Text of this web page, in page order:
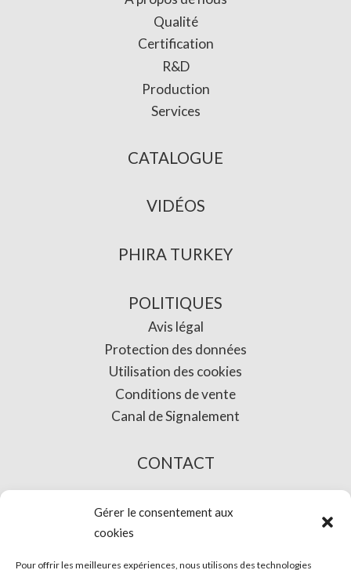
Gérer le consentement aux
cookies
Pour offrir les meilleures expériences, nous utilisons des technologies
Qualité
Certification
R&D
Production
Services
CATALOGUE
VIDÉOS
PHIRA TURKEY
POLITIQUES
Avis légal
Protection des données
Utilisation des cookies
Conditions de vente
Canal de Signalement
CONTACT
L’ACHAT EN LIGNE